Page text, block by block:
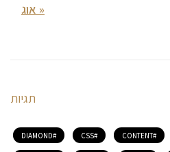
« אוג
תגיות
CONTENT
CSS
DIAMOND